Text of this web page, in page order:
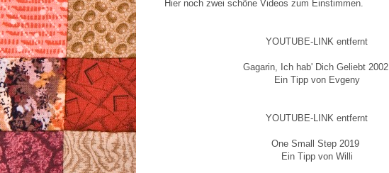
Hier noch zwei schöne Videos zum Einstimmen.
YOUTUBE-LINK entfernt
Gagarin, Ich hab' Dich Geliebt 2002
Ein Tipp von Evgeny
YOUTUBE-LINK entfernt
One Small Step 2019
Ein Tipp von Willi